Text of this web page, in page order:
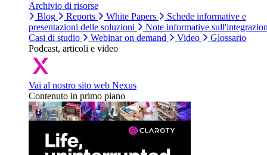
Archivio di risorse
Blog
Reports White Papers
Schede informative e
presentazioni delle soluzioni
Note informative
Casi di studio
Webinar on demand Video
Glossario
Podcast, articoli e video
Vai al nostro sito web Nexus
Contenuto in primo piano